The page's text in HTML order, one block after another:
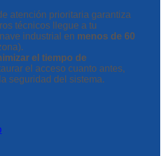
atención prioritaria garantiza
técnicos llegue a tu
industrial en menos de 60
el tiempo de
el acceso cuanto antes,
seguridad del sistema.